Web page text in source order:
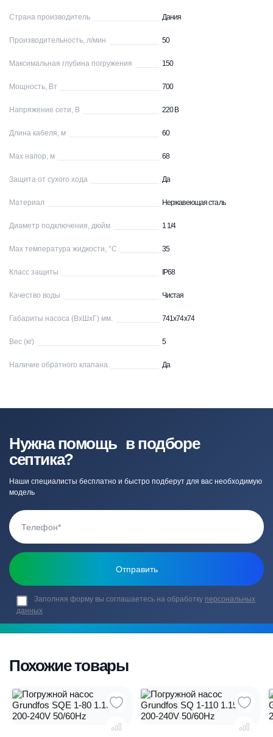
Страна производитель Дания
Производительность, л/мин 50
Максимальная глубина погружения 150
Мощность, Вт 700
Напряжение сети, В 220 В
Длина кабеля, м 60
Max напор, м 68
Защита от сухого хода Да
Материал Нержавеющая сталь
Диаметр подключения, дюйм 1 1/4
Max температура жидкости, °С 35
Класс защиты IP68
Качество воды Чистая
Габариты насоса (ВхШхГ) мм. 741х74х74
Вес (кг) 5
Наличие обратного клапана Да
Нужна помощь в подборе
септика?
Наши специалисты бесплатно и быстро подберут для вас необходимую
модель
Заполняя форму вы соглашаетесь на обработку персональных
данных
Похожие товары